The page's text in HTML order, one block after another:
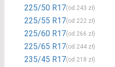
225/50 R17(od 243 zł)
225/55 R17(od 222 zł)
225/60 R17(od 266 zł)
225/65 R17(od 244 zł)
235/45 R17(od 218 zł)